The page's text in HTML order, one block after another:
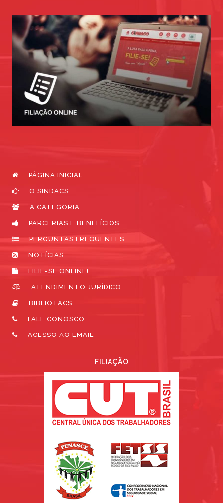
PÁGINA INICIAL
O SINDACS
A CATEGORIA
PARCERIAS E BENEFÍCIOS
PERGUNTAS FREQUENTES
NOTÍCIAS
FILIE-SE ONLINE!
ATENDIMENTO JURÍDICO
BIBLIOTACS
FALE CONOSCO
ACESSO AO EMAIL
FILIAÇÃO